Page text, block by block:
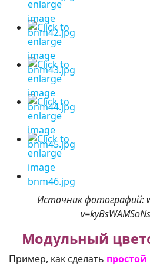
Источник фотографий:
Модульный
Пример, как сделать